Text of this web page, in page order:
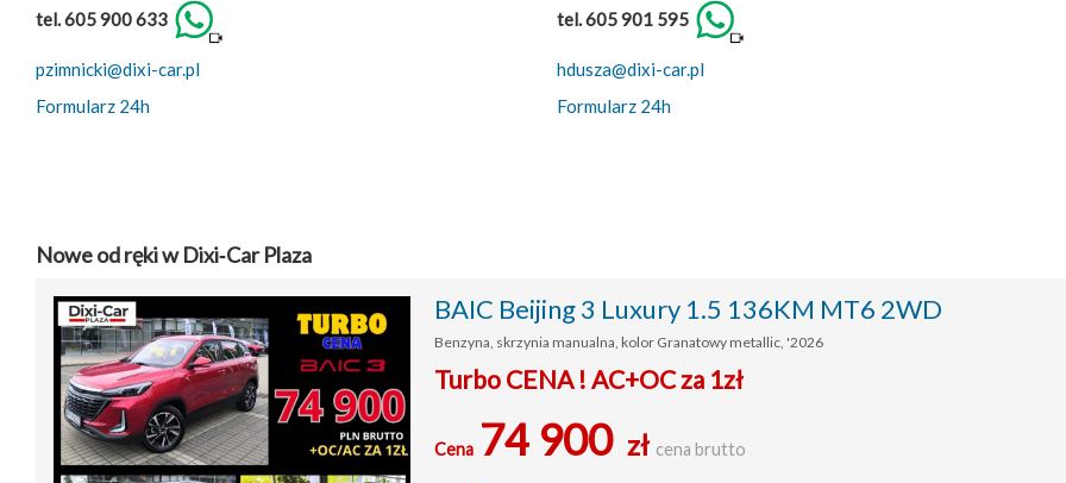
tel. 605 900 633
pzimnicki@dixi-car.pl
Formularz 24h
tel. 605 901 595
hdusza@dixi-car.pl
Formularz 24h
Nowe od ręki w Dixi‑Car Plaza
BAIC Beijing 3 Luxury 1.5 136KM MT6 2WD
Benzyna, skrzynia manualna, kolor Granatowy metallic, '2026
Turbo CENA ! AC+OC za 1zł
Cena 74 900 zł cena brutto